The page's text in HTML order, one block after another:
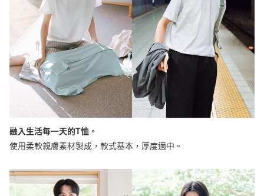
融入生活每一天的T恤。
使用柔軟親膚素材製成，款式基本，厚度適中。